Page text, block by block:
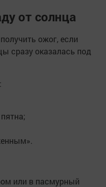
от солнца
ожог, если
сразу оказалась под
или в пасмурный